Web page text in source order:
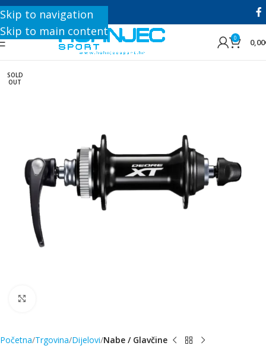
Skip to navigation
Skip to main content
+385 1 8896 200
0 0,00
SOLD
OUT
Početna Trgovina Dijelovi Nabe / Glavčine